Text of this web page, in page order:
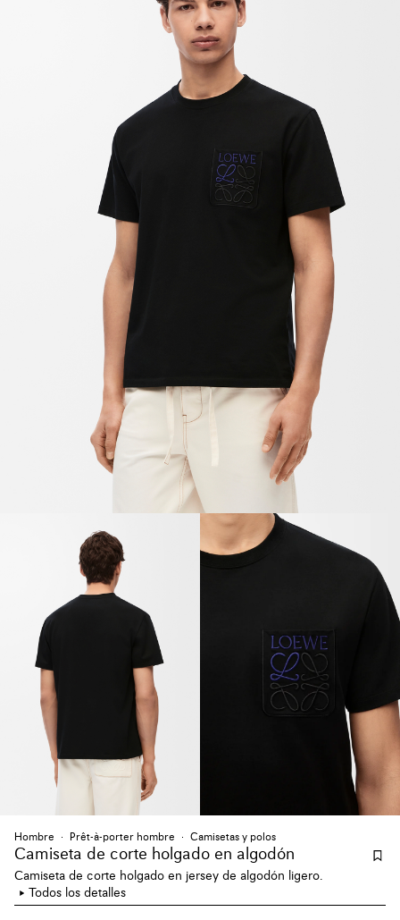
Hombre Prêt-à-porter hombre Camisetas y polos
Camiseta de corte holgado en algodón
Camiseta de corte holgado en jersey de algodón ligero.
Todos los detalles